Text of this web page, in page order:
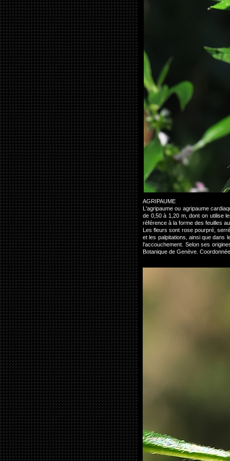
AGRIPAUME
L'agripaume ou agripaume
de 0,50 à 1,20 m, dont on utilise
référence à la forme des feuilles
Les fleurs sont rose pourpré,
et les palpitations, ainsi que dans
l'accouchement. Selon ses
Botanique de Genève.